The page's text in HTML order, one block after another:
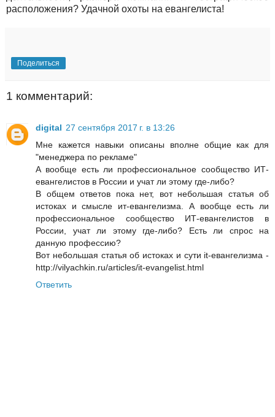
расположения? Удачной охоты на евангелиста!
Поделиться
1 комментарий:
digital 27 сентября 2017 г. в 13:26
Мне кажется навыки описаны вполне общие как для
"менеджера по рекламе"
А вообще есть ли профессиональное сообщество ИТ-
евангелистов в России и учат ли этому где-либо?
В общем ответов пока нет, вот небольшая статья об
истоках и смысле ит-евангелизма. А вообще есть ли
профессиональное сообщество ИТ-евангелистов в
России, учат ли этому где-либо? Есть ли спрос на
данную профессию?
Вот небольшая статья об истоках и сути it-евангелизма -
http://vilyachkin.ru/articles/it-evangelist.html
Ответить